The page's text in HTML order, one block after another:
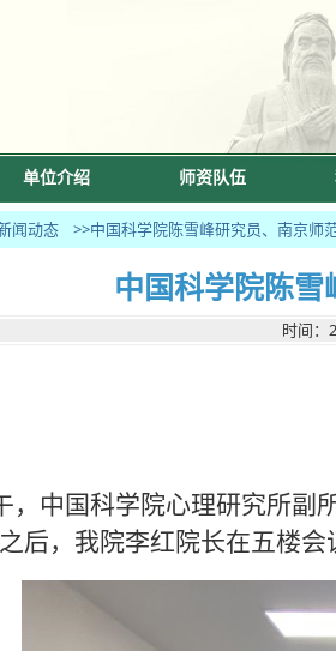
单位介绍 师资队伍
闻动态 >>中国科学院陈雪峰研究员、南京师
中国科学院陈
时间：
，中国科学院心理研究所副
后，我院李红院长在五楼